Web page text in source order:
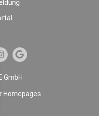
GmbH
Homepages